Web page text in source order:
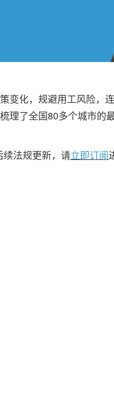
变化，规避用工风险，
理了全国80多个城市的
法规更新，请立即订阅